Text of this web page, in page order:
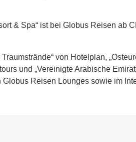
& Spa“ ist bei Globus Reisen ab
von Hotelplan,
und „Vereinigte Arabische
Reisen Lounges sowie im